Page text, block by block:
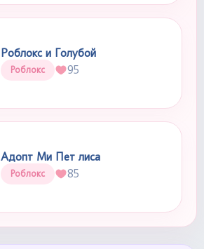
Роблокс и Голубой
Роблокс 95
Адопт Ми Пет лиса
Роблокс 85